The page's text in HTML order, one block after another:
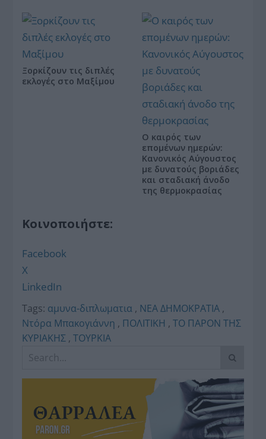
Ξορκίζουν τις διπλές
εκλογές στο Μαξίμου
Ο καιρός των
επομένων ημερών:
Κανονικός Αύγουστος
με δυνατούς βοριάδες
και σταδιακή άνοδο
της θερμοκρασίας
Κοινοποιήστε:
Facebook
X
LinkedIn
Tags: αμυνα-διπλωματια , ΝΕΑ ΔΗΜΟΚΡΑΤΙΑ ,
Ντόρα Μπακογιάννη , ΠΟΛΙΤΙΚΗ ,ΤΟ ΠΑΡΟΝ ΤΗΣ
ΚΥΡΙΑΚΗΣ ,ΤΟΥΡΚΙΑ